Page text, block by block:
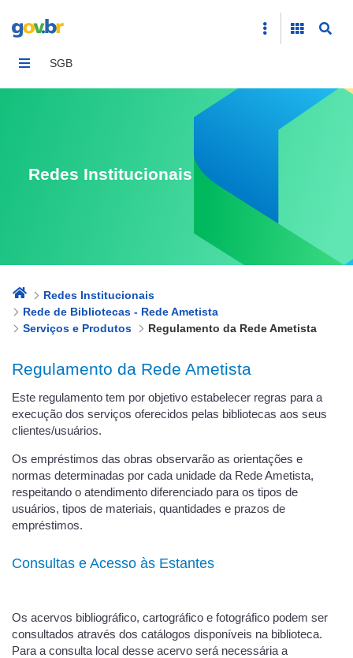
SGB
Redes Institucionais
Redes Institucionais
Rede de Bibliotecas - Rede Ametista
Serviços e Produtos
Regulamento da Rede Ametista
Regulamento da Rede Ametista
Este regulamento tem por objetivo estabelecer regras para a
execução dos serviços oferecidos pelas bibliotecas aos seus
clientes/usuários.
Os empréstimos das obras observarão as orientações e
normas determinadas por cada unidade da Rede Ametista,
respeitando o atendimento diferenciado para os tipos de
usuários, tipos de materiais, quantidades e prazos de
empréstimos.
Consultas e Acesso às Estantes
Os acervos bibliográfico, cartográfico e fotográfico podem ser
consultados através dos catálogos disponíveis na biblioteca.
Para a consulta local desse acervo será necessária a